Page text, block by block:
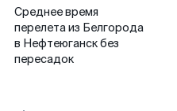
Среднее время
перелета из Белгорода
в Нефтеюганск без
пересадок